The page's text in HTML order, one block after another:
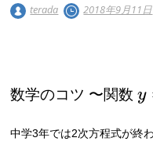
terada 2018年9月11日
数学のコツ 〜関数y
中学3年では2次方程式が終